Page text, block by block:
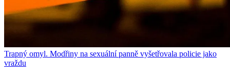
Trapný omyl. Modřiny na sexuální panně vyšetřovala policie jako
vraždu